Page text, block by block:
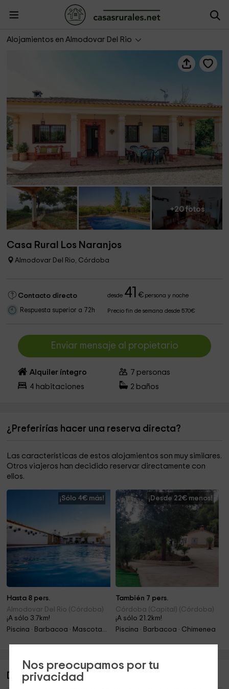
Nos preocupamos por tu
privacidad
Alojamientos en Almodovar Del Rio
Casa Rural Los Naranjos
+20 fotos
Casa Rural Los Naranjos
Almodovar Del Rio, Córdoba
Contacto directo desde 41 €persona y noche
Respuesta superior a 72h Precio fin de semana desde 570€
Enviar mensaje al propietario
Alquiler íntegro 7 personas
4 habitaciones 2 baños
¿Preferirías hacer una reserva directa?
Las características de estos alojamientos son muy similares.
Otros viajeros han decidido reservar directamente con
ellos.
¡Sólo 4€ más!
Hasta 8 pers.
Almodovar Del Rio (Córdoba)
¡A sólo 3.7km!
Piscina · Barbacoa · Mascotas · Chimenea
¡Desde 22€ menos!
También 7 pers.
Córdoba (Capital) (Córdoba)
¡A sólo 21.2km!
Piscina · Barbacoa · Chimenea
Descripción de Casa Rural Los Naranjos